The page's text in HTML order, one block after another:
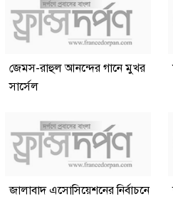
জেমস-রাহুল আনন্দের গানে মুখর
সার্সেল
জালাবাদ এসোসিয়েশনের নির্বাচনে